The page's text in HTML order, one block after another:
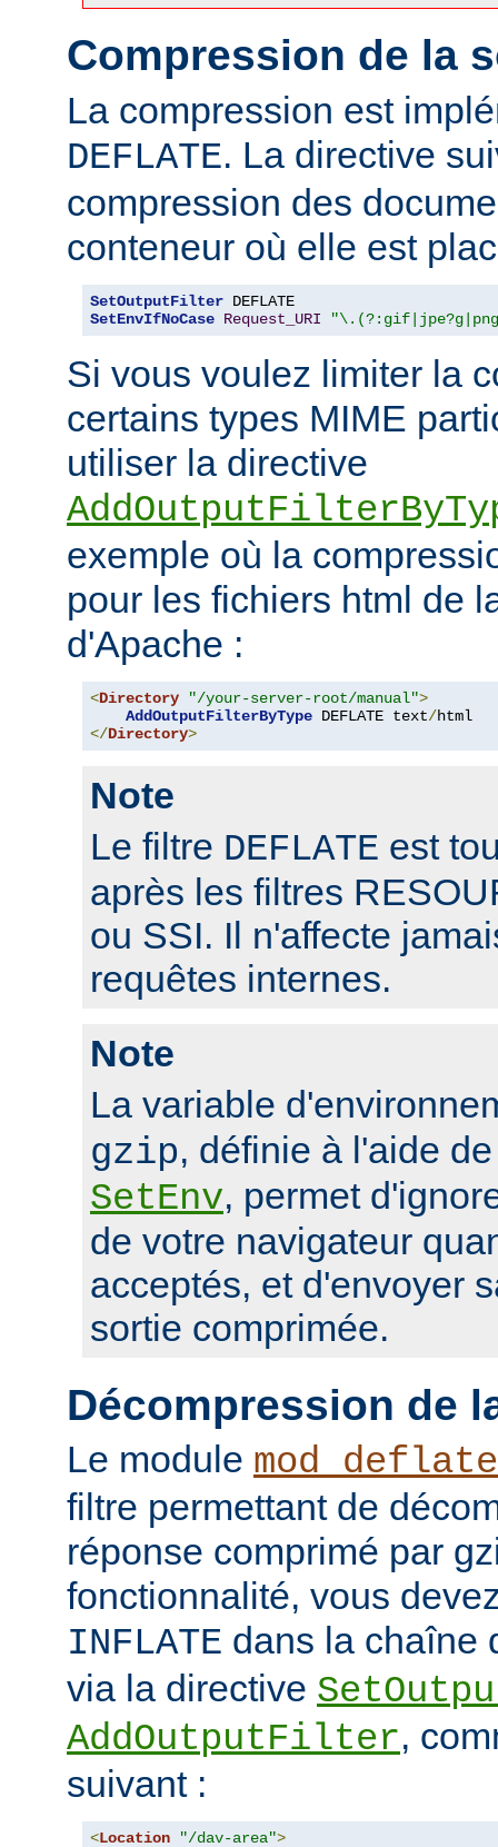
Compression de la
La compression est
DEFLATE. La directive
compression des
conteneur où elle est
SetOutputFilter
SetEnvIfNoCase Request_URI
Si vous voulez limiter la
certains types MIME
utiliser la directive
exemple où la
pour les fichiers html de
d'Apache :
<Directory "/your-server-root/manual">
AddOutputFilterByType DEFLATE text/
</Directory>
Note
Le filtre DEFLATE est
après les filtres
ou SSI. Il n'affecte
requêtes internes.
Note
La variable
gzip, définie à l'aide
SetEnv, permet
de votre navigateur
acceptés, et d'envoyer
sortie comprimée.
Décompression de
Le module mod_deflate
filtre permettant de
réponse comprimé par
fonctionnalité, vous
INFLATE dans la chaîne
via la directive
AddOutputFilter,
suivant :
<Location "/dav-area">